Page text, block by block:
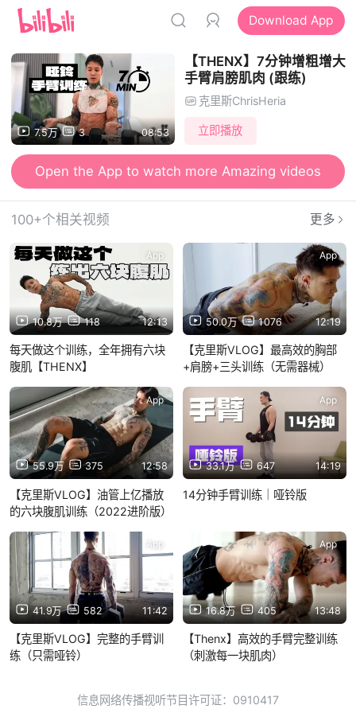
Download App
7.5万 3 08:53
【THENX】7分钟增粗增大
手臂肩膀肌肉 (跟练)
克里斯ChrisHeria
立即播放
Open the App to watch more Amazing videos
100+个相关视频 更多
10.8万 118 12:13
App
每天做这个训练，全年拥有六块
腹肌【THENX】
50.0万 1076 12:19
App
【克里斯VLOG】最高效的胸部
+肩膀+三头训练（无需器械）
55.9万 375 12:58
App
【克里斯VLOG】油管上亿播放
的六块腹肌训练（2022进阶版）
33.1万 647 14:19
App
14分钟手臂训练｜哑铃版
41.9万 582 11:42
App
【克里斯VLOG】完整的手臂训
练（只需哑铃）
16.8万 405 13:48
App
【Thenx】高效的手臂完整训练
（刺激每一块肌肉）
信息网络传播视听节目许可证：0910417